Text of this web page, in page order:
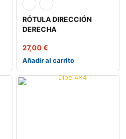
RÓTULA DIRECCIÓN
DERECHA
27,00 €
Añadir al carrito